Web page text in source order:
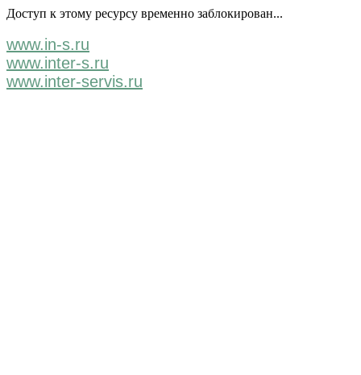
Доступ к этому ресурсу временно заблокирован...
www.in-s.ru
www.inter-s.ru
www.inter-servis.ru